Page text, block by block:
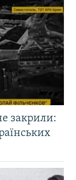
закрили: